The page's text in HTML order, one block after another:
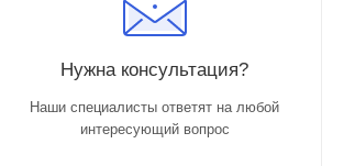
Нужна консультация?
Наши специалисты ответят на любой
интересующий вопрос